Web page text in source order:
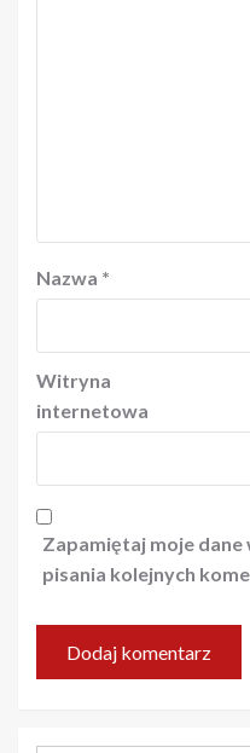
Nazwa *
Witryna
internetowa
Zapamiętaj moje
pisania kolejnych